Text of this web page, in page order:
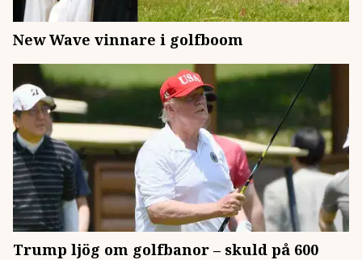
New Wave vinnare i golfboom
Trump ljög om golfbanor – skuld på 600